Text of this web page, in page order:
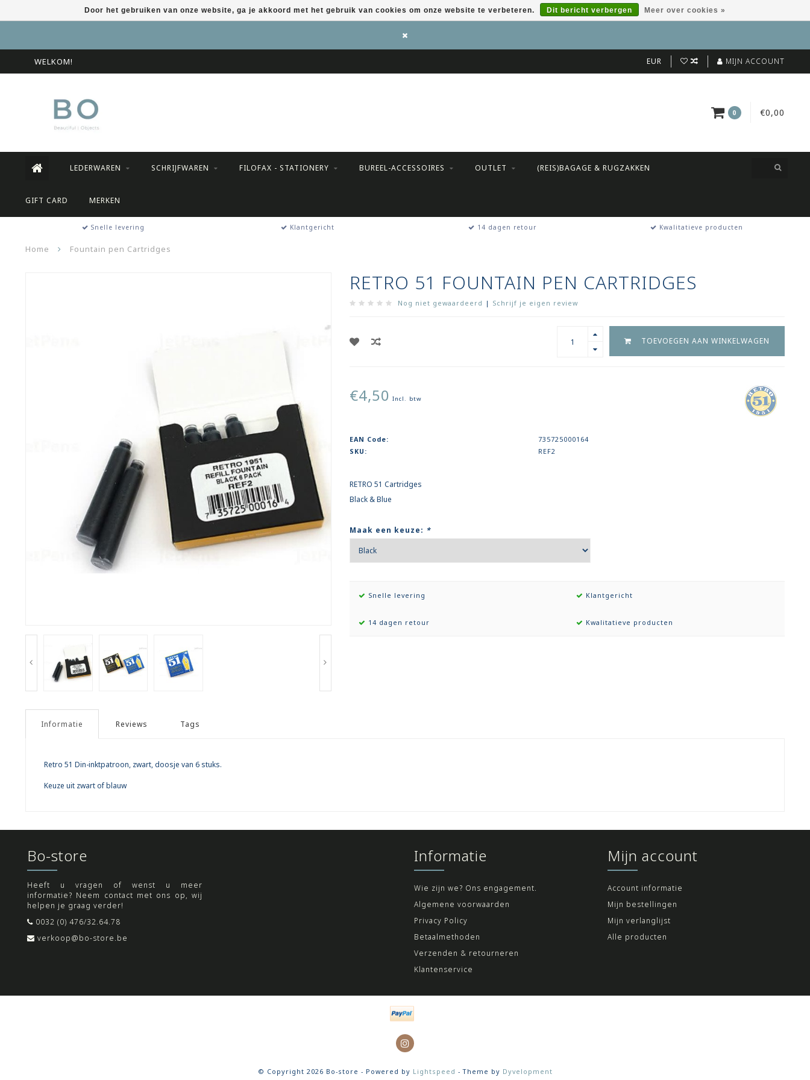
WELKOM! EUR MIJN ACCOUNT
0 €0,00
LEDERWAREN SCHRIJFWAREN FILOFAX - STATIONERY BUREEL-ACCESSOIRES OUTLET (REIS)BAGAGE & RUGZAKKEN
GIFT CARD MERKEN
Snelle levering Klantgericht 14 dagen retour Kwalitatieve producten
Home Fountain pen Cartridges
RETRO 51 FOUNTAIN PEN CARTRIDGES
Nog niet gewaardeerd | Schrijf je eigen review
TOEVOEGEN AAN WINKELWAGEN
€4,50 Incl. btw
EAN Code:
735725000164
SKU:
REF2
RETRO 51 Cartridges
Black & Blue
Maak een keuze: *
Snelle levering Klantgericht
14 dagen retour Kwalitatieve producten
Informatie Reviews Tags
Retro 51 Din-inktpatroon, zwart, doosje van 6 stuks.
Keuze uit zwart of blauw
Door het gebruiken van onze website, ga je akkoord met het gebruik van cookies om onze website te verbeteren. Dit bericht verbergen Meer over cookies »
Bo-store
Heeft u vragen of wenst u meer
informatie? Neem contact met ons op, wij
helpen je graag verder!
0032 (0) 476/32.64.78
verkoop@bo-store.be
Informatie
Wie zijn we? Ons engagement.
Algemene voorwaarden
Privacy Policy
Betaalmethoden
Verzenden & retourneren
Klantenservice
Mijn account
Account informatie
Mijn bestellingen
Mijn verlanglijst
Alle producten
© Copyright 2026 Bo-store - Powered by Lightspeed - Theme by Dyvelopment